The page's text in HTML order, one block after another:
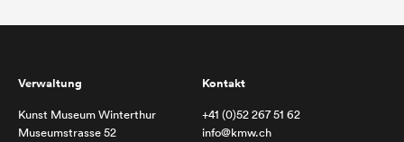
Verwaltung
Kunst Museum Winterthur
Museumstrasse 52
Kontakt
+41 (0)52 267 51 62
info@kmw.ch